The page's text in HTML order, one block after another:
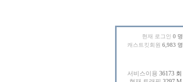
현재 로그인 0 명
캐스트킷회원 6,983 명